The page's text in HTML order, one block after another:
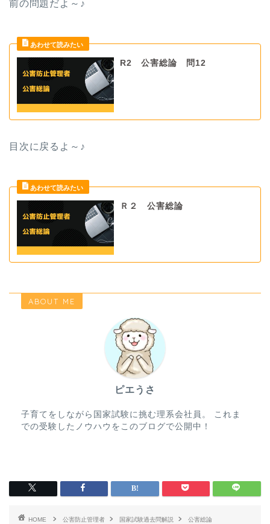
前の問題だよ ～♪
R2 公害総論 問12
目次に戻るよ～♪
Ｒ２ 公害総論
ABOUT ME
ピエうさ
子育てをしながら国家試験に挑む理系会社員。 これま
での受験したノウハウをこのブログで公開中！
HOME 公害防止管理者 国家試験過去問解説
公害総論